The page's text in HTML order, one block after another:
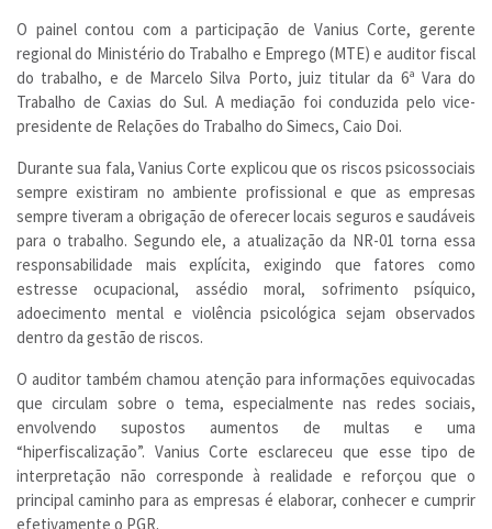
O painel contou com a participação de Vanius Corte, gerente
regional do Ministério do Trabalho e Emprego (MTE) e auditor fiscal
do trabalho, e de Marcelo Silva Porto, juiz titular da 6ª Vara do
Trabalho de Caxias do Sul. A mediação foi conduzida pelo vice-
presidente de Relações do Trabalho do Simecs, Caio Doi.
Durante sua fala, Vanius Corte explicou que os riscos psicossociais
sempre existiram no ambiente profissional e que as empresas
sempre tiveram a obrigação de oferecer locais seguros e saudáveis
para o trabalho. Segundo ele, a atualização da NR-01 torna essa
responsabilidade mais explícita, exigindo que fatores como
estresse ocupacional, assédio moral, sofrimento psíquico,
adoecimento mental e violência psicológica sejam observados
dentro da gestão de riscos.
O auditor também chamou atenção para informações equivocadas
que circulam sobre o tema, especialmente nas redes sociais,
envolvendo supostos aumentos de multas e uma
“hiperfiscalização”. Vanius Corte esclareceu que esse tipo de
interpretação não corresponde à realidade e reforçou que o
principal caminho para as empresas é elaborar, conhecer e cumprir
efetivamente o PGR.